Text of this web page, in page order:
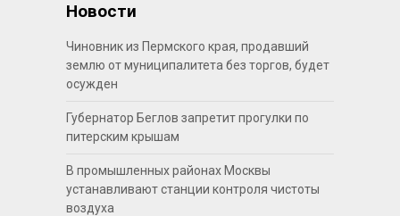
Новости
Чиновник из Пермского края, продавший
землю от муниципалитета без торгов, будет
осужден
Губернатор Беглов запретит прогулки по
питерским крышам
В промышленных районах Москвы
устанавливают станции контроля чистоты
воздуха